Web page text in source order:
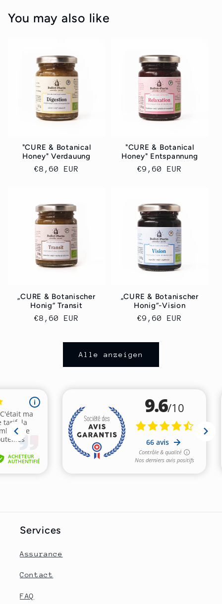
You may also like
"CURE & Botanical
Honey" Verdauung
Normaler
€8,60 EUR
"CURE & Botanical
Honey" Entspannung
Normaler
€9,60 EUR
„CURE & Botanischer
Honig“ Transit
Normaler
€8,60 EUR
„CURE & Botanischer
Honig“-Vision
Normaler
€9,60 EUR
Alle anzeigen
Services
Assurance
Contact
FAQ